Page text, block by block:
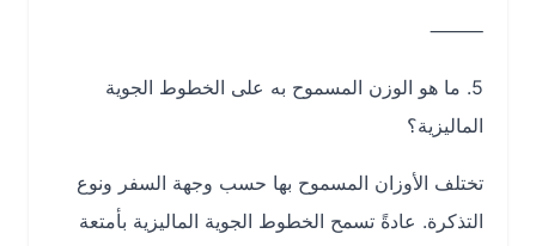
⸻
5. ما هو الوزن المسموح به على الخطوط الجوية
الماليزية؟
تختلف الأوزان المسموح بها حسب وجهة السفر ونوع
التذكرة. عادةً تسمح الخطوط الجوية الماليزية بأمتعة